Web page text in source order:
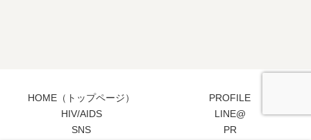
HOME（トップページ）
PROFILE
HIV/AIDS
LINE@
SNS
PR